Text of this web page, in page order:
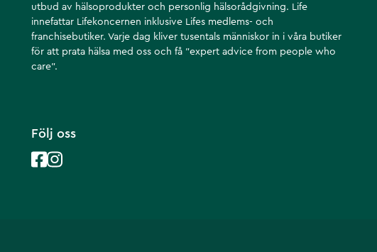
utbud av hälsoprodukter och personlig hälsorådgivning. Life
innefattar Lifekoncernen inklusive Lifes medlems- och
franchisebutiker. Varje dag kliver tusentals människor in i våra butiker
för att prata hälsa med oss och få ”expert advice from people who
care”.
Följ oss